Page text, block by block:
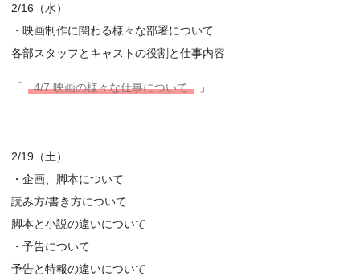
2/16（水）
・映画制作に関わる様々な部署について
各部スタッフとキャストの役割と仕事内容
「 4/7 映画の様々な仕事について 」
2/19（土）
・企画、脚本について
読み方/書き方について
脚本と小説の違いについて
・予告について
予告と特報の違いについて